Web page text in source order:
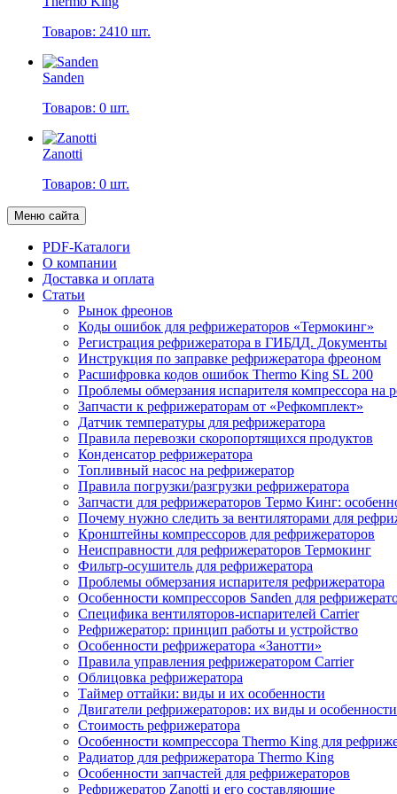
Товаров: 2410 шт.
Sanden
Товаров: 0 шт.
Zanotti
Товаров: 0 шт.
Меню сайта
PDF-Каталоги
О компании
Доставка и оплата
Статьи
Рынок фреонов
Коды ошибок для рефрижераторов «Термокинг»
Регистрация рефрижератора в ГИБДД. Документы
Инструкция по заправке рефрижератора фреоном
Расшифровка кодов ошибок Thermo King SL 200
Проблемы обмерзания испарителя компрессора на
Запчасти к рефрижераторам от «Рефкомплект»
Датчик температуры для рефрижератора
Правила перевозки скоропортящихся продуктов
Конденсатор рефрижератора
Топливный насос на рефрижератор
Правила погрузки/разгрузки рефрижератора
Запчасти для рефрижераторов Термо Кинг:
Почему нужно следить за вентиляторами для
Кронштейны компрессоров для рефрижераторов
Неисправности для рефрижераторов Термокинг
Фильтр-осушитель для рефрижератора
Проблемы обмерзания испарителя рефрижератора
Особенности компрессоров Sanden для
Специфика вентиляторов-испарителей Carrier
Рефрижератор: принцип работы и устройство
Особенности рефрижератора «Занотти»
Правила управления рефрижератором Carrier
Облицовка рефрижератора
Таймер оттайки: виды и их особенности
Двигатели рефрижераторов: их виды и особенности
Стоимость рефрижератора
Особенности компрессора Thermo King для
Радиатор для рефрижератора Thermo King
Особенности запчастей для рефрижераторов
Рефрижератор Zanotti и его составляющие